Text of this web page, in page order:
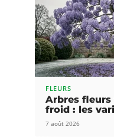
FLEURS
Arbres
froid : les
7 août 2026